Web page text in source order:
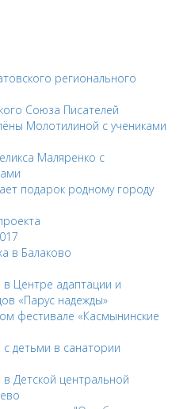
регионального
Союза Писателей
Молотилиной с учениками
Маляренко с
подарок родному городу
в Балаково
Центре адаптации и
«Парус надежды»
фестивале «Касмынинские
детьми в санатории
Детской центральной